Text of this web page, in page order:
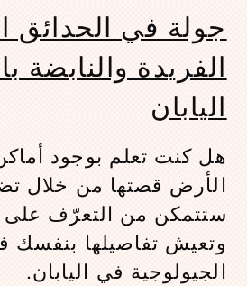
جولة في الحدائق
الفريدة والنابضة
اليابان
هل كنت تعلم بوجود
الأرض قصتها من خلال
ستتمكن من التعرّف على
وتعيش تفاصيلها بنفسك
الجيولوجية في اليابان.